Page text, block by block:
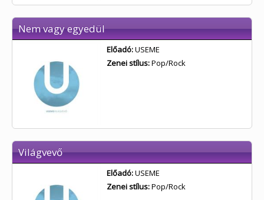
Nem vagy egyedül
Előadó:USEME
Zenei stílus:Pop/Rock
Világvevő
Előadó:USEME
Zenei stílus:Pop/Rock